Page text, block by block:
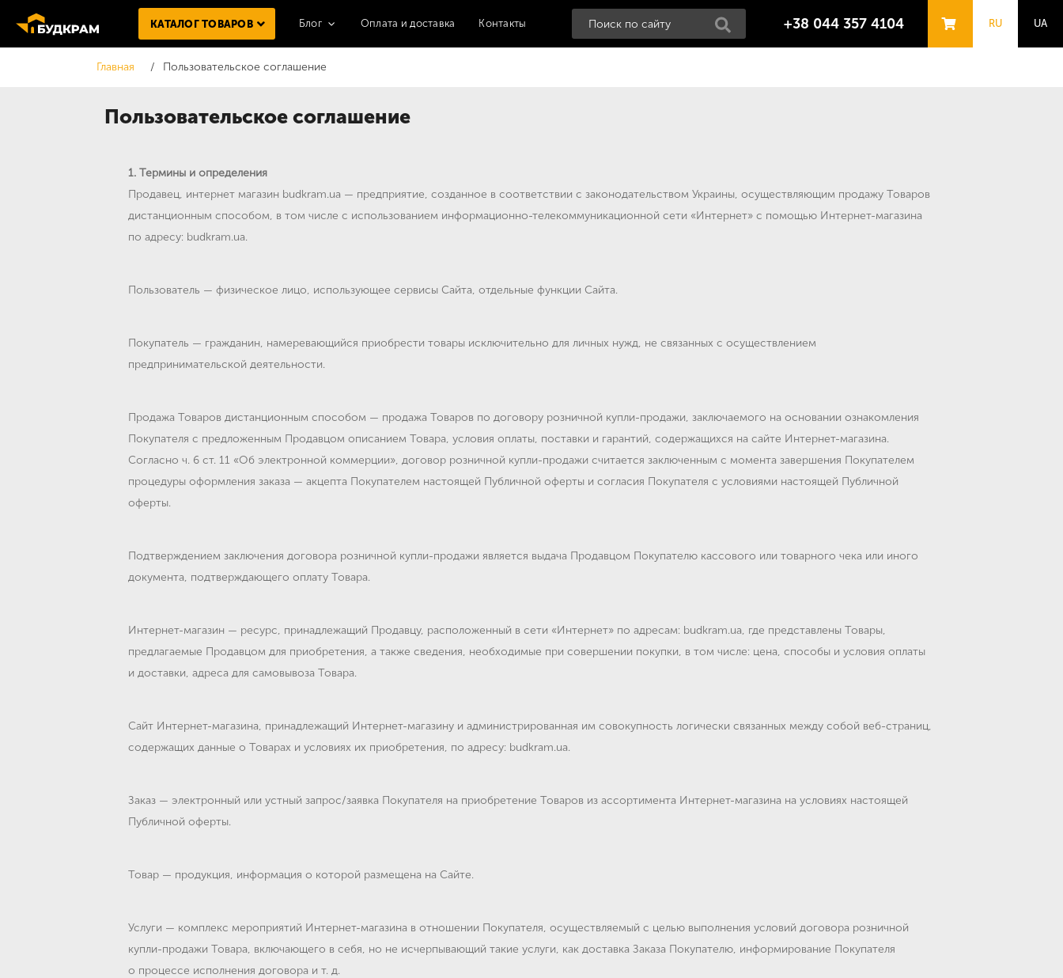
КАТАЛОГ ТОВАРОВ Блог Оплата и доставка Контакты +38 044 357 4104 RU UA
Главная Пользовательское соглашение
Пользовательское соглашение
1. Термины и определения
Продавец, интернет магазин budkram.ua — предприятие, созданное в соответствии с законодательством Украины, осуществляющим продажу Товаров
дистанционным способом, в том числе с использованием информационно-телекоммуникационной сети «Интернет» с помощью Интернет-магазина
по адресу: budkram.ua.
Пользователь — физическое лицо, использующее сервисы Сайта, отдельные функции Сайта.
Покупатель — гражданин, намеревающийся приобрести товары исключительно для личных нужд, не связанных с осуществлением
предпринимательской деятельности.
Продажа Товаров дистанционным способом — продажа Товаров по договору розничной купли-продажи, заключаемого на основании ознакомления
Покупателя с предложенным Продавцом описанием Товара, условия оплаты, поставки и гарантий, содержащихся на сайте Интернет-магазина.
Согласно ч. 6 ст. 11 «Об электронной коммерции», договор розничной купли-продажи считается заключенным с момента завершения Покупателем
процедуры оформления заказа — акцепта Покупателем настоящей Публичной оферты и согласия Покупателя с условиями настоящей Публичной
оферты.
Подтверждением заключения договора розничной купли-продажи является выдача Продавцом Покупателю кассового или товарного чека или иного
документа, подтверждающего оплату Товара.
Интернет-магазин — ресурс, принадлежащий Продавцу, расположенный в сети «Интернет» по адресам: budkram.ua, где представлены Товары,
предлагаемые Продавцом для приобретения, а также сведения, необходимые при совершении покупки, в том числе: цена, способы и условия оплаты
и доставки, адреса для самовывоза Товара.
Сайт Интернет-магазина, принадлежащий Интернет-магазину и администрированная им совокупность логически связанных между собой веб-страниц,
содержащих данные о Товарах и условиях их приобретения, по адресу: budkram.ua.
Заказ — электронный или устный запрос/заявка Покупателя на приобретение Товаров из ассортимента Интернет-магазина на условиях настоящей
Публичной оферты.
Товар — продукция, информация о которой размещена на Сайте.
Услуги — комплекс мероприятий Интернет-магазина в отношении Покупателя, осуществляемый с целью выполнения условий договора розничной
купли-продажи Товара, включающего в себя, но не исчерпывающий такие услуги, как доставка Заказа Покупателю, информирование Покупателя
о процессе исполнения договора и т. д.